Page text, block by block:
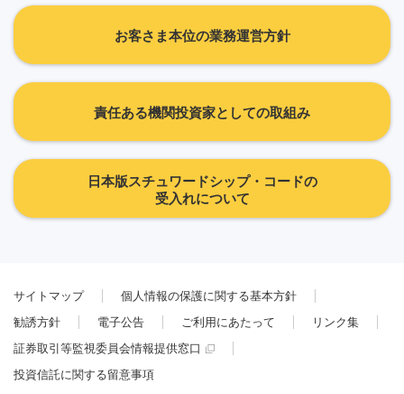
お客さま本位の業務運営方針
責任ある機関投資家としての取組み
日本版スチュワードシップ・コードの
受入れについて
サイトマップ
個人情報の保護に関する基本方針
勧誘方針
電子公告 ご利用にあたって
リンク集
証券取引等監視委員会情報提供窓口
投資信託に関する留意事項